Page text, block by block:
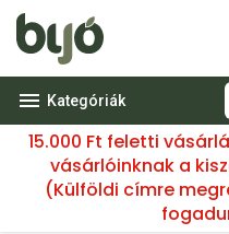
Kategóriák
15.000 Ft feletti
vásárlóinknak a
(Külföldi címre